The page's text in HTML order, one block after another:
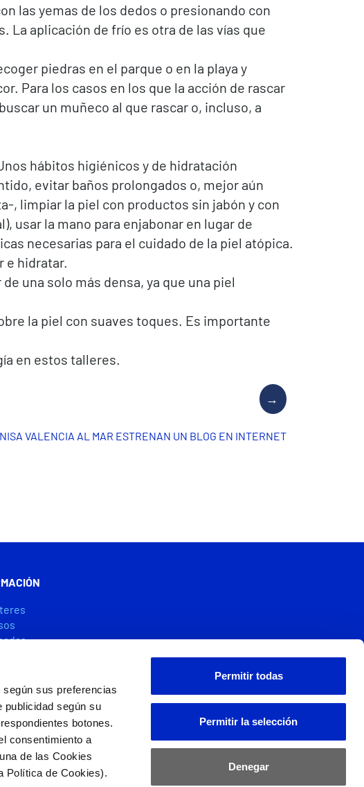
sus preferencias
publicidad según su
botones.
consentimiento a
de las Cookies
Política de Cookies).
Permitir todas
Permitir la selección
Denegar
las yemas de los dedos o presionando con
La aplicación de frío es otra de las vías que
piedras en el parque o en la playa y
Para los casos en los que la acción de rascar
un muñeco al que rascar o, incluso, a
hábitos higiénicos y de hidratación
evitar baños prolongados o, mejor aún
, limpiar la piel con productos sin jabón y con
usar la mano para enjabonar en lugar de
necesarias para el cuidado de la piel atópica.
e hidratar.
una solo más densa, ya que una piel
la piel con suaves toques. Es importante
en estos talleres.
VALENCIA AL MAR ESTRENAN UN BLOG EN INTERNET
SOCIAL